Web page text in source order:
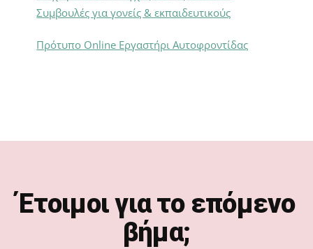
Συμβουλές για γονείς & εκπαιδευτικούς
Πρότυπο Online Εργαστήρι Αυτοφροντίδας
Έτοιμοι για το επόμενο
βήμα;